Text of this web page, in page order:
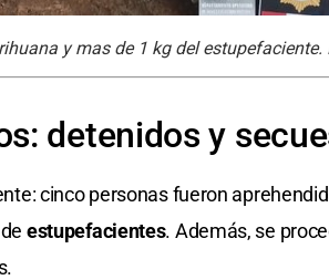
y mas de 1 kg del estupefaciente.
detenidos y
cinco personas fueron
estupefacientes. Además, se